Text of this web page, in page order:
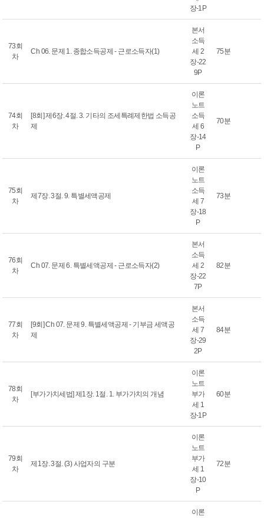
장-1P
73회
차
Ch 06. 문제 1. 종합소득공제 - 근로소득자(1)
본서
소득
세 2
장-22
9P
75분
74회
차
[8회] 제6장. 4절. 3. 기타의 조세특례제한법 소득공
제
이론
노트
소득
세 6
장-14
P
70분
75회
차
제7장. 3절. 9. 특별세액공제
이론
노트
소득
세 7
장-18
P
73분
76회
차
Ch 07. 문제 6. 특별세액공제 - 근로소득자(2)
본서
소득
세 2
장-22
7P
82분
77회
차
[9회] Ch 07. 문제 9. 특별세액공제 - 기부금 세액공
제
본서
소득
세 7
장-29
2P
84분
78회
차
[부가가치세법] 제1장. 1절. 1. 부가가치의 개념
이론
노트
부가
세 1
장-1P
60분
79회
차
제1장. 3절. (3) 사업자의 구분
이론
노트
부가
세 1
장-10
P
72분
이론